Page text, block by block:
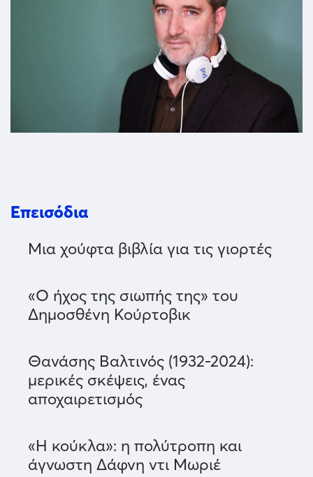
Επεισόδια
Μια χούφτα βιβλία για τις γιορτές
«Ο ήχος της σιωπής της» του
Δημοσθένη Κούρτοβικ
Θανάσης Βαλτινός (1932-2024):
μερικές σκέψεις, ένας
αποχαιρετισμός
«Η κούκλα»: η πολύτροπη και
άγνωστη Δάφνη ντι Μωριέ